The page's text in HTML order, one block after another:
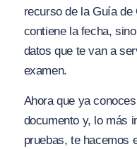
recurso de la Guía de
contiene la fecha,
datos que te van a
examen.
Ahora que ya
documento y, lo más
pruebas, te hacemos